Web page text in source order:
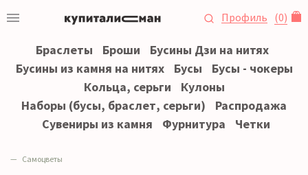
Профиль (0)
Браслеты Броши
Бусины Дзи на нитях
Бусины из камня на нитях
Бусы
Бусы - чокеры
Кольца, серьги
Кулоны
Наборы (бусы, браслет, серьги)
Распродажа
Сувениры из камня
Фурнитура Четки
Самоцветы